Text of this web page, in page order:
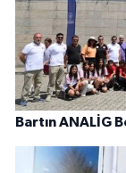
Bartın ANALİG